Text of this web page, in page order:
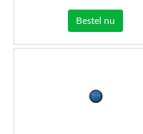
Bestel nu